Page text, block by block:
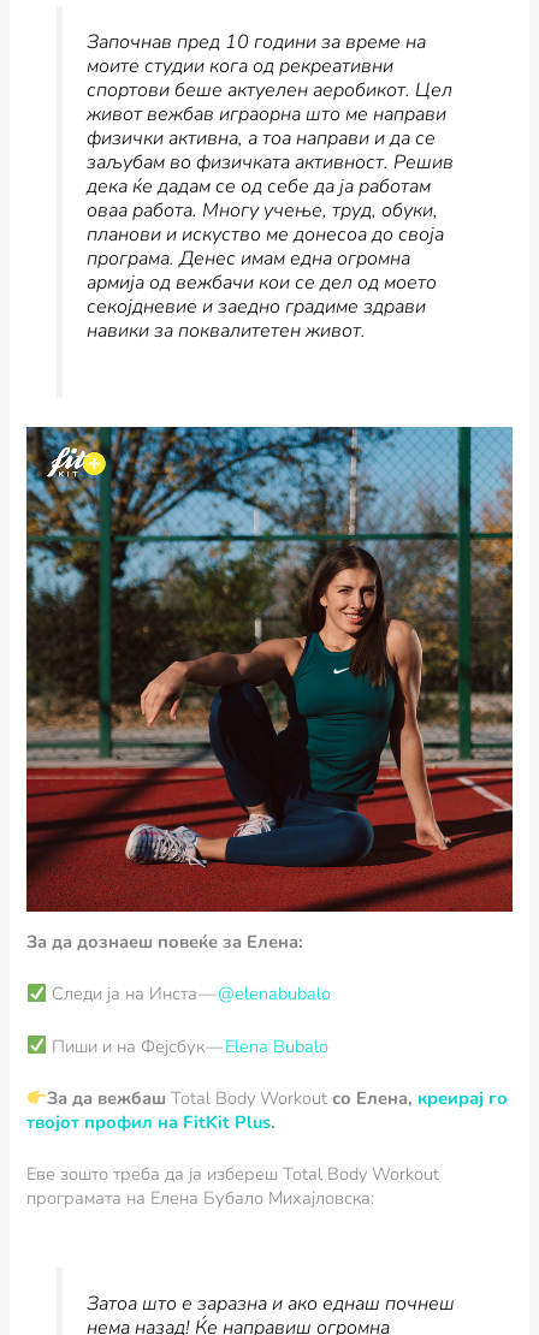
Започнав пред 10 години за време на
моите студии кога од рекреативни
спортови беше актуелен аеробикот. Цел
живот вежбав играорна што ме направи
физички активна, а тоа направи и да се
заљубам во физичката активност. Решив
дека ќе дадам се од себе да ја работам
оваа работа. Многу учење, труд, обуки,
планови и искуство ме донесоа до своја
програма. Денес имам една огромна
армија од вежбачи кои се дел од моето
секојдневие и заедно градиме здрави
навики за поквалитетен живот.
За да дознаеш повеќе за Елена:
Следи ја на Инста —@elenabubalo
Пиши и на Фејсбук —Elena Bubalo
За да вежбашTotal Body Workout со Елена, креирај го
твојот профил на FitKit Plus.
Еве зошто треба да ја избереш Total Body Workout
програмата на Елена Бубало Михајловска:
Затоа што е заразна и ако еднаш почнеш
нема назад! Ќе направиш огромна